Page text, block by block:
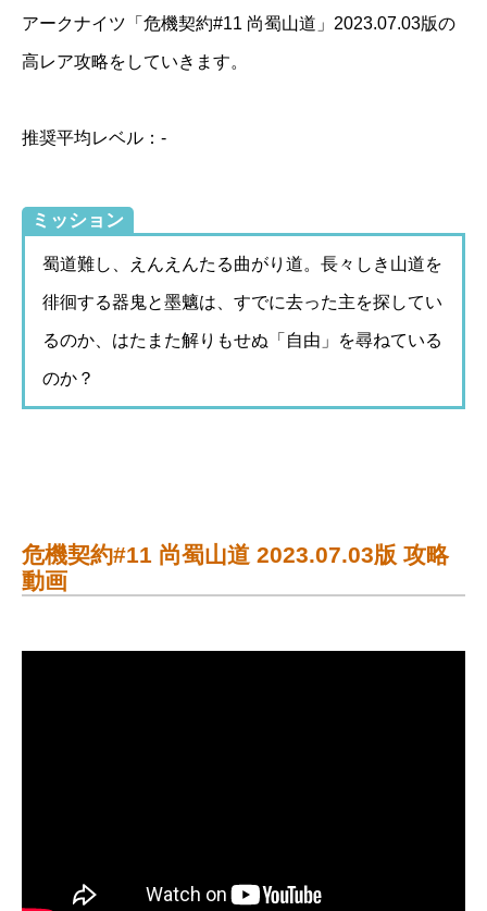
アークナイツ「危機契約#11 尚蜀山道」2023.07.03版の
高レア攻略をしていきます。
推奨平均レベル：-
ミッション
蜀道難し、えんえんたる曲がり道。長々しき山道を
徘徊する器鬼と墨魑は、すでに去った主を探してい
るのか、はたまた解りもせぬ「自由」を尋ねている
のか？
危機契約#11 尚蜀山道 2023.07.03版 攻略
動画